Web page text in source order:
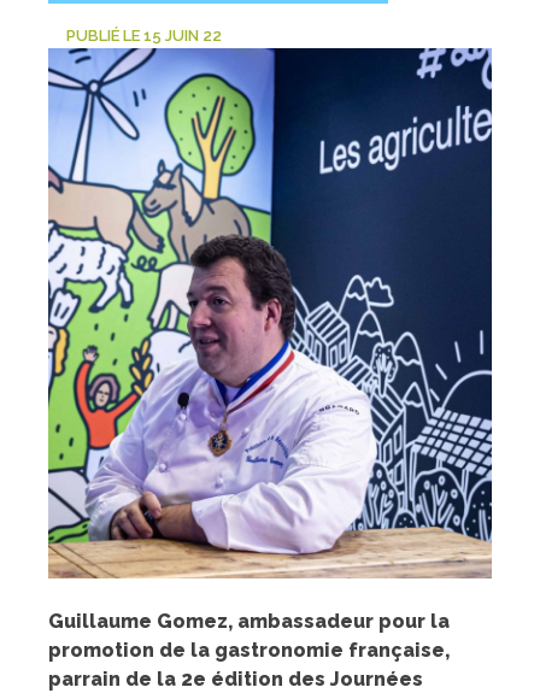
PUBLIÉ LE 15 JUIN 22
Guillaume Gomez, ambassadeur pour la
promotion de la gastronomie française,
parrain de la 2e édition des Journées